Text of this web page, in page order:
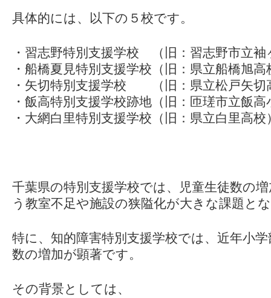
具体的には、以下の５校です。
・習志野特別支援学校 （旧：習志野市立袖
・船橋夏見特別支援学校（旧：県立船橋旭高
・矢切特別支援学校 （旧：県立松戸矢切
・飯高特別支援学校跡地（旧：匝瑳市立飯高
・大網白里特別支援学校（旧：県立白里高校
千葉県の特別支援学校では、児童生徒数の
う教室不足や施設の狭隘化が大きな課題と
特に、知的障害特別支援学校では、近年小
数の増加が顕著です。
その背景としては、